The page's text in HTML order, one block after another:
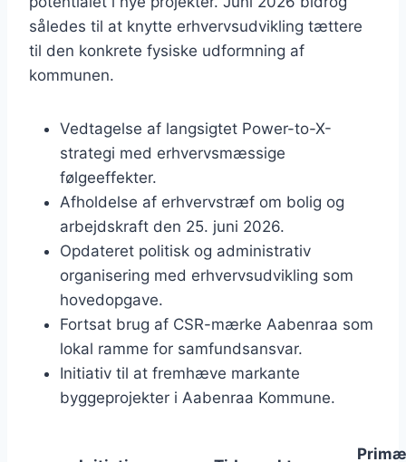
således til at knytte erhvervsudvikling tættere
til den konkrete fysiske udformning af
kommunen.
Vedtagelse af langsigtet Power-to-X-
strategi med erhvervsmæssige
følgeeffekter.
Afholdelse af erhvervstræf om bolig og
arbejdskraft den 25. juni 2026.
Opdateret politisk og administrativ
organisering med erhvervsudvikling som
hovedopgave.
Fortsat brug af CSR-mærke Aabenraa som
lokal ramme for samfundsansvar.
Initiativ til at fremhæve markante
byggeprojekter i Aabenraa Kommune.